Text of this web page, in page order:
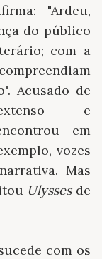
"Ardeu,
do público
com a
Acusado de
e
em
vozes
Mas
Ulysses de
com os